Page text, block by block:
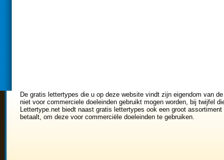
De gratis lettertypes die u op deze website vindt zijn eigendom van
niet voor commerciele doeleinden gebruikt mogen worden, bij twijfel
Lettertype.net biedt naast gratis lettertypes ook een groot
betaalt, om deze voor commerciële doeleinden te gebruiken.